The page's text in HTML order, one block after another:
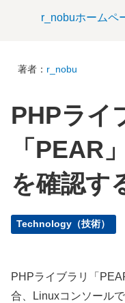
r_nobuホームペ
著者： r_nobu
PHPライ
「PEAR
を確認す
Technology（技術）
PHPライブラリ「
合、Linuxコンソール